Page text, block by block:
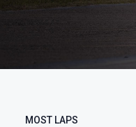
MOST LAPS